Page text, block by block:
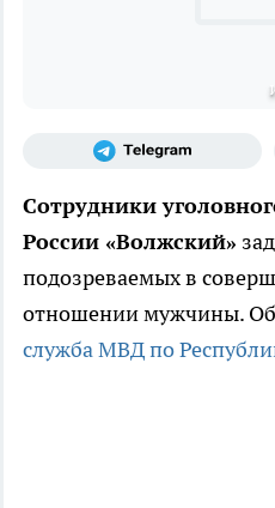
Сотрудники
России «Волжский»
подозреваемых в
отношении мужчины.
служба МВД по